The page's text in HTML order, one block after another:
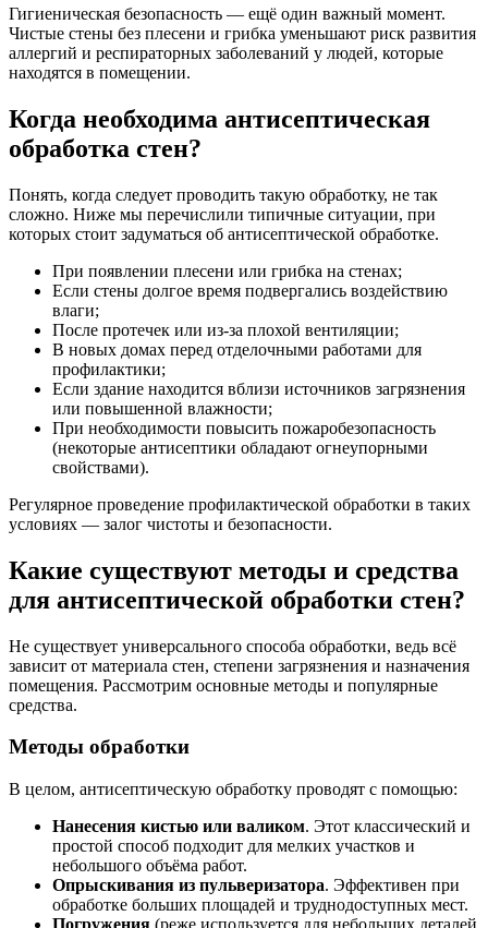
Гигиеническая безопасность — ещё один важный момент.
Чистые стены без плесени и грибка уменьшают риск развития
аллергий и респираторных заболеваний у людей, которые
находятся в помещении.
Когда необходима антисептическая
обработка стен?
Понять, когда следует проводить такую обработку, не так
сложно. Ниже мы перечислили типичные ситуации, при
которых стоит задуматься об антисептической обработке.
При появлении плесени или грибка на стенах;
Если стены долгое время подвергались воздействию
влаги;
После протечек или из-за плохой вентиляции;
В новых домах перед отделочными работами для
профилактики;
Если здание находится вблизи источников загрязнения
или повышенной влажности;
При необходимости повысить пожаробезопасность
(некоторые антисептики обладают огнеупорными
свойствами).
Регулярное проведение профилактической обработки в таких
условиях — залог чистоты и безопасности.
Какие существуют методы и средства
для антисептической обработки стен?
Не существует универсального способа обработки, ведь всё
зависит от материала стен, степени загрязнения и назначения
помещения. Рассмотрим основные методы и популярные
средства.
Методы обработки
В целом, антисептическую обработку проводят с помощью:
Нанесения кистью или валиком. Этот классический и
простой способ подходит для мелких участков и
небольшого объёма работ.
Опрыскивания из пульверизатора. Эффективен при
обработке больших площадей и труднодоступных мест.
Погружения (реже используется для небольших деталей